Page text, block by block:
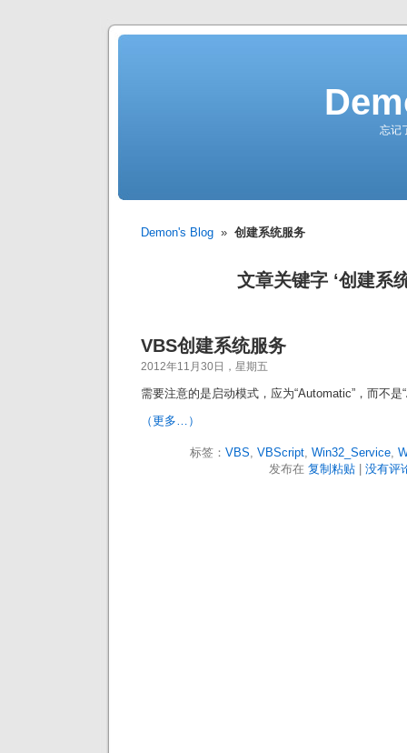
忘记
Demon's Blog » 创建系统服务
文章关键字 ‘创建系
VBS创建系统服务
2012年11月30日，星期五
需要注意的是启动模式，应为“Automatic”，而不是
（更多…）
标签： VBS, VBScript, Win32_Service,
发布在 复制粘贴| 没有评